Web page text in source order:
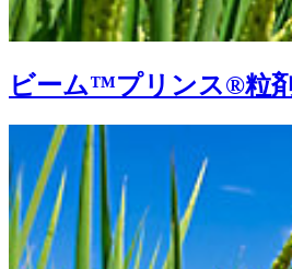
ビーム™プリンス®粒剤